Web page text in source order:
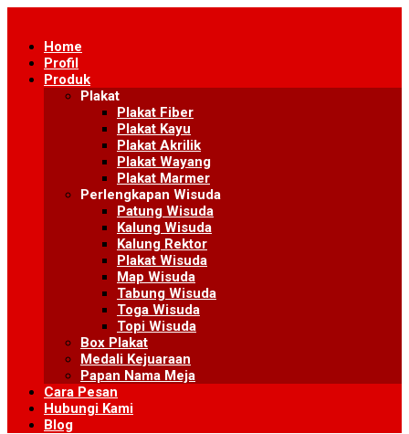
contentHome
Profil
Produk
Plakat
Plakat Fiber
Plakat Kayu
Plakat Akrilik
Plakat Wayang
Plakat Marmer
Perlengkapan Wisuda
Patung Wisuda
Kalung Wisuda
Kalung Rektor
Plakat Wisuda
Map Wisuda
Tabung Wisuda
Toga Wisuda
Topi Wisuda
Box Plakat
Medali Kejuaraan
Papan Nama Meja
Cara Pesan
Hubungi Kami
Blog